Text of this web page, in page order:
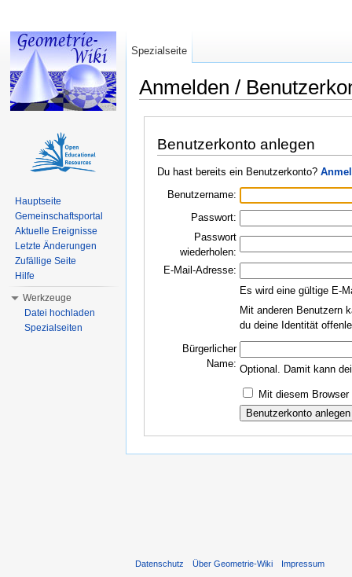
Anmelden /
Benutzerkonto anlegen
Du hast bereits ein Benutzerkonto?
Benutzername:
Passwort:
Passwort
wiederholen:
E-Mail-Adresse:
Es wird eine gültige E-
Mit anderen Benutzern
du deine Identität
Bürgerlicher
Name: Optional. Damit kann
Mit diesem
Spezialseite
Hauptseite
Gemeinschaftsportal
Aktuelle Ereignisse
Letzte Änderungen
Zufällige Seite
Hilfe
Werkzeuge
Datei hochladen
Spezialseiten
Datenschutz Über Geometrie-Wiki Impressum